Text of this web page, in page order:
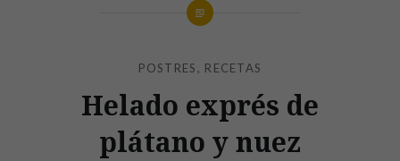
POSTRES, RECETAS
Helado exprés de
plátano y nuez